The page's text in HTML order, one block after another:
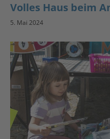
Volles Haus beim
5. Mai 2024